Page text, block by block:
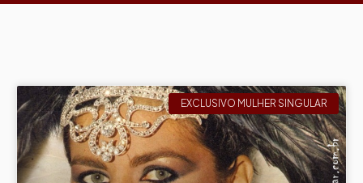
EXCLUSIVO MULHER SINGULAR